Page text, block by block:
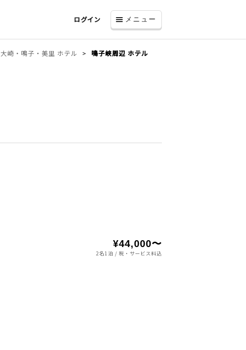
ログイン メニュー
大崎・鳴子・美里 ホテル 鳴子峡周辺 ホテル
¥44,000〜
2名1泊 / 税・サービス料込